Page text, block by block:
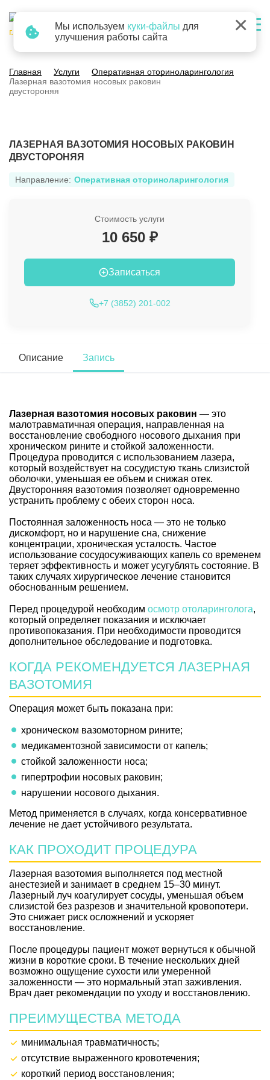
г. Барнаул
Главная Услуги
Оперативная оториноларингология
Лазерная вазотомия носовых раковин
двустороняя
ЛАЗЕРНАЯ ВАЗОТОМИЯ НОСОВЫХ РАКОВИН
ДВУСТОРОНЯЯ
Направление: Оперативная оториноларингология
Стоимость услуги
10 650 ₽
Записаться
+7 (3852) 201-002
Описание Запись
Лазерная вазотомия носовых раковин — это
малотравматичная операция, направленная на
восстановление свободного носового дыхания при
хроническом рините и стойкой заложенности.
Процедура проводится с использованием лазера,
который воздействует на сосудистую ткань слизистой
оболочки, уменьшая ее объем и снижая отек.
Двусторонняя вазотомия позволяет одновременно
устранить проблему с обеих сторон носа.
Постоянная заложенность носа — это не только
дискомфорт, но и нарушение сна, снижение
концентрации, хроническая усталость. Частое
использование сосудосуживающих капель со временем
теряет эффективность и может усугублять состояние. В
таких случаях хирургическое лечение становится
обоснованным решением.
Перед процедурой необходим осмотр отоларинголога,
который определяет показания и исключает
противопоказания. При необходимости проводится
дополнительное обследование и подготовка.
КОГДА РЕКОМЕНДУЕТСЯ ЛАЗЕРНАЯ
ВАЗОТОМИЯ
Операция может быть показана при:
хроническом вазомоторном рините;
медикаментозной зависимости от капель;
стойкой заложенности носа;
гипертрофии носовых раковин;
нарушении носового дыхания.
Метод применяется в случаях, когда консервативное
лечение не дает устойчивого результата.
КАК ПРОХОДИТ ПРОЦЕДУРА
Лазерная вазотомия выполняется под местной
анестезией и занимает в среднем 15–30 минут.
Лазерный луч коагулирует сосуды, уменьшая объем
слизистой без разрезов и значительной кровопотери.
Это снижает риск осложнений и ускоряет
восстановление.
После процедуры пациент может вернуться к обычной
жизни в короткие сроки. В течение нескольких дней
возможно ощущение сухости или умеренной
заложенности — это нормальный этап заживления.
Врач дает рекомендации по уходу и восстановлению.
ПРЕИМУЩЕСТВА МЕТОДА
минимальная травматичность;
отсутствие выраженного кровотечения;
короткий период восстановления;
Мы используем куки-файлы для
улучшения работы сайта
×